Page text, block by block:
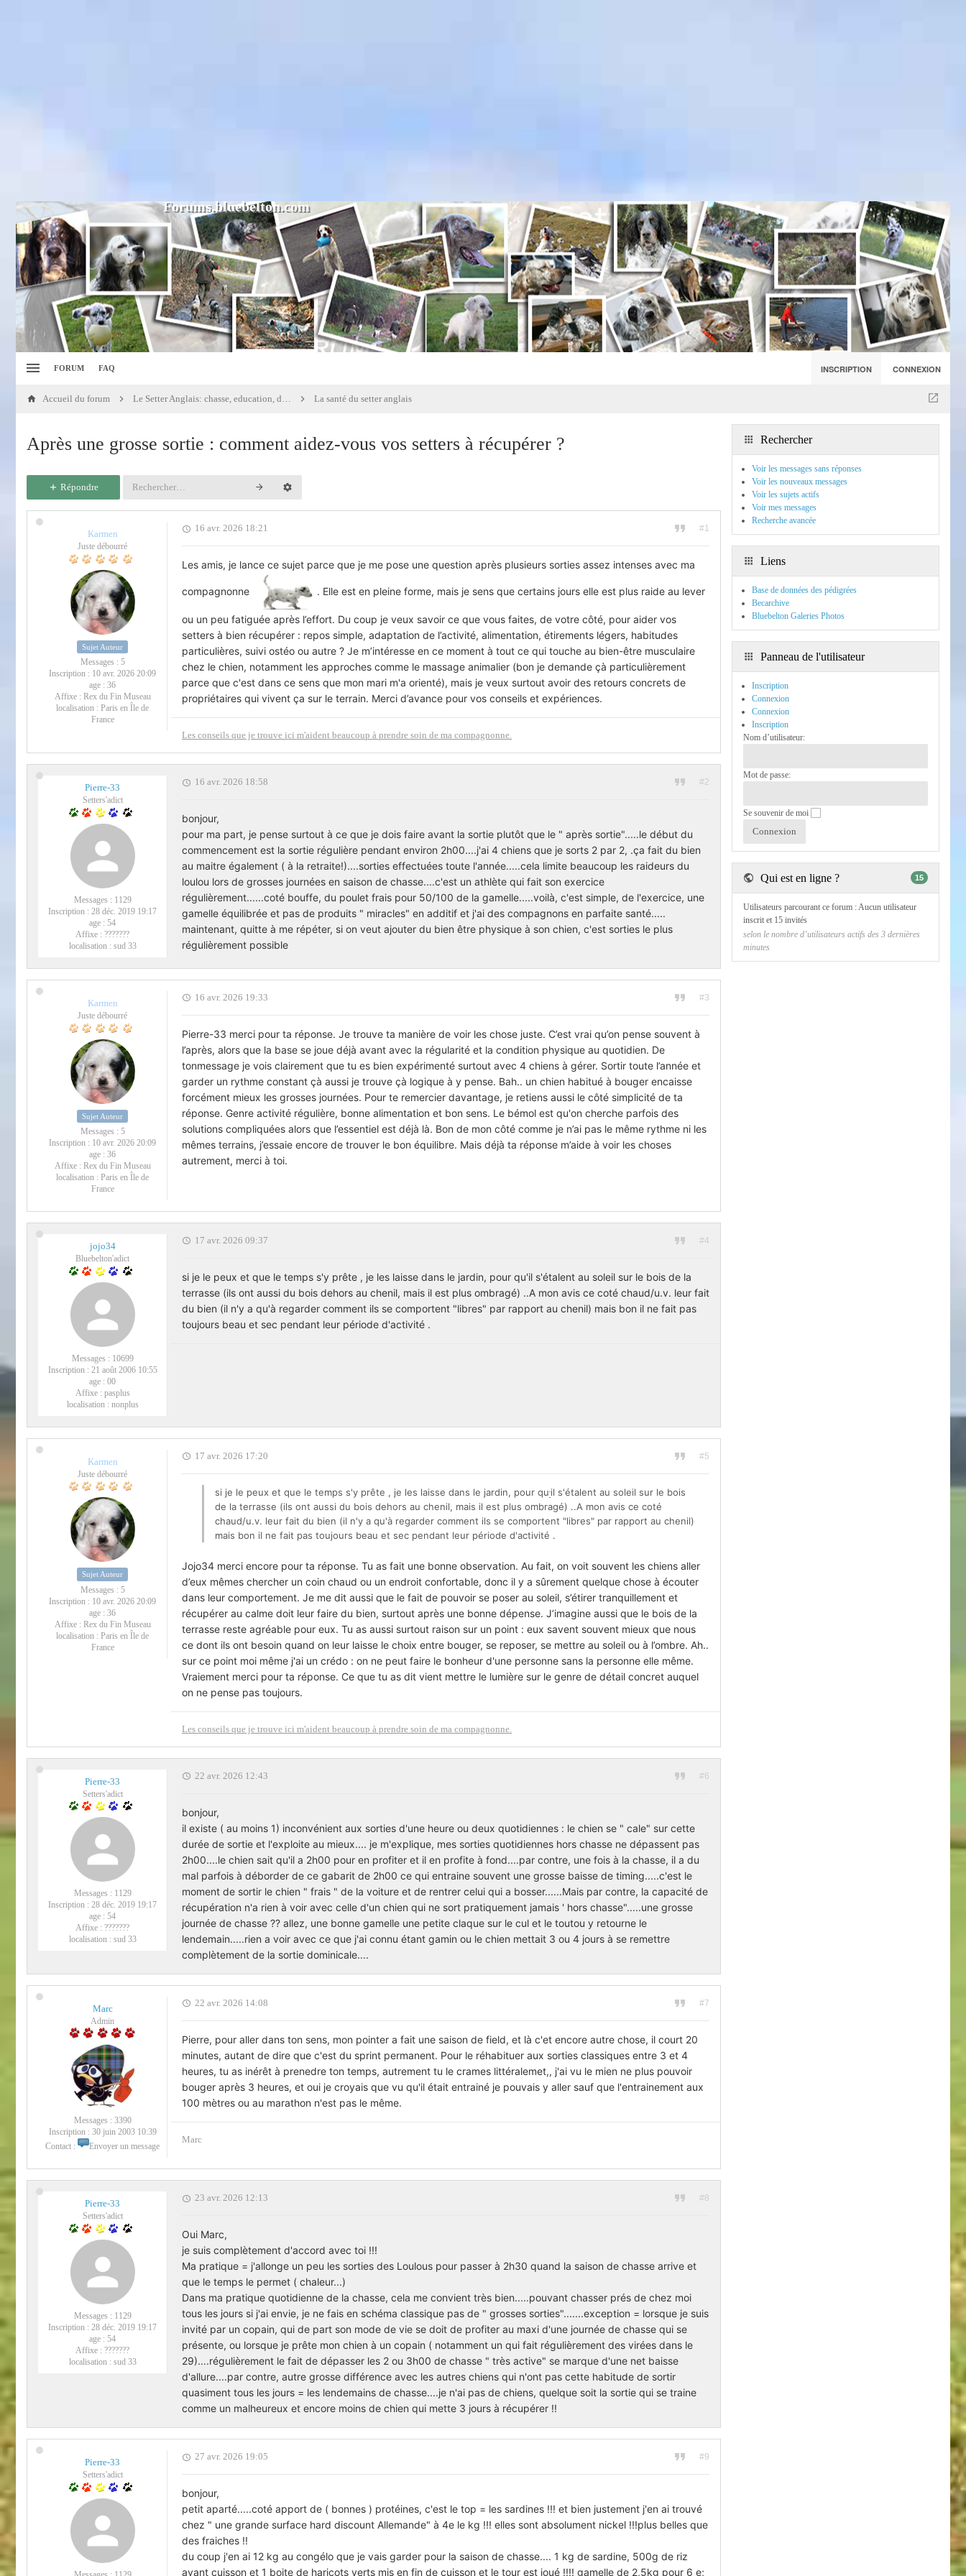
Forums.bluebelton.com
FORUM FAQ INSCRIPTION CONNEXION
Accueil du forum Le Setter Anglais: chasse, education, dressage La santé du setter anglais
Après une grosse sortie : comment aidez-vous vos setters à récupérer ?
Répondre
Karmen
Juste débourré
Sujet Auteur
Messages : 5
Inscription : 10 avr. 2026 20:09
age : 36
Affixe : Rex du Fin Museau
localisation : Paris en Île de
France
#1
16 avr. 2026 18:21
Les amis, je lance ce sujet parce que je me pose une question après plusieurs sorties assez intenses avec ma
compagnonne . Elle est en pleine forme, mais je sens que certains jours elle est plus raide au lever
ou un peu fatiguée après l’effort. Du coup je veux savoir ce que vous faites, de votre côté, pour aider vos
setters à bien récupérer : repos simple, adaptation de l’activité, alimentation, étirements légers, habitudes
particulières, suivi ostéo ou autre ? Je m’intéresse en ce moment à tout ce qui touche au bien-être musculaire
chez le chien, notamment les approches comme le massage animalier (bon je demande çà particulièrement
parce que c'est dans ce sens que mon mari m'a orienté), mais je veux surtout avoir des retours concrets de
propriétaires qui vivent ça sur le terrain. Merci d’avance pour vos conseils et expériences.
Les conseils que je trouve ici m'aident beaucoup à prendre soin de ma compagnonne.
Pierre-33
Setters'adict
Messages : 1129
Inscription : 28 déc. 2019 19:17
age : 54
Affixe : ???????
localisation : sud 33
#2
16 avr. 2026 18:58
bonjour,
pour ma part, je pense surtout à ce que je dois faire avant la sortie plutôt que le " après sortie".....le début du
commencement est la sortie régulière pendant environ 2h00....j'ai 4 chiens que je sorts 2 par 2, .ça fait du bien
au maitre également ( à la retraite!)....sorties effectuées toute l'année.....cela limite beaucoup les raideurs du
loulou lors de grosses journées en saison de chasse....c'est un athlète qui fait son exercice
régulièrement......coté bouffe, du poulet frais pour 50/100 de la gamelle.....voilà, c'est simple, de l'exercice, une
gamelle équilibrée et pas de produits " miracles" en additif et j'ai des compagnons en parfaite santé.....
maintenant, quitte à me répéter, si on veut ajouter du bien être physique à son chien, c'est sorties le plus
régulièrement possible
Karmen
Juste débourré
Sujet Auteur
Messages : 5
Inscription : 10 avr. 2026 20:09
age : 36
Affixe : Rex du Fin Museau
localisation : Paris en Île de
France
#3
16 avr. 2026 19:33
Pierre-33 merci pour ta réponse. Je trouve ta manière de voir les chose juste. C’est vrai qu’on pense souvent à
l’après, alors que la base se joue déjà avant avec la régularité et la condition physique au quotidien. De
tonmessage je vois clairement que tu es bien expérimenté surtout avec 4 chiens à gérer. Sortir toute l’année et
garder un rythme constant çà aussi je trouve çà logique à y pense. Bah.. un chien habitué à bouger encaisse
forcément mieux les grosses journées. Pour te remercier davantage, je retiens aussi le côté simplicité de ta
réponse. Genre activité régulière, bonne alimentation et bon sens. Le bémol est qu'on cherche parfois des
solutions compliquées alors que l’essentiel est déjà là. Bon de mon côté comme je n’ai pas le même rythme ni les
mêmes terrains, j’essaie encore de trouver le bon équilibre. Mais déjà ta réponse m’aide à voir les choses
autrement, merci à toi.
jojo34
Bluebelton'adict
Messages : 10699
Inscription : 21 août 2006 10:55
age : 00
Affixe : pasplus
localisation : nonplus
#4
17 avr. 2026 09:37
si je le peux et que le temps s'y prête , je les laisse dans le jardin, pour qu'il s'étalent au soleil sur le bois de la
terrasse (ils ont aussi du bois dehors au chenil, mais il est plus ombragé) ..A mon avis ce coté chaud/u.v. leur fait
du bien (il n'y a qu'à regarder comment ils se comportent "libres" par rapport au chenil) mais bon il ne fait pas
toujours beau et sec pendant leur période d'activité .
Karmen
Juste débourré
Sujet Auteur
Messages : 5
Inscription : 10 avr. 2026 20:09
age : 36
Affixe : Rex du Fin Museau
localisation : Paris en Île de
France
#5
17 avr. 2026 17:20
si je le peux et que le temps s'y prête , je les laisse dans le jardin, pour qu'il s'étalent au soleil sur le bois
de la terrasse (ils ont aussi du bois dehors au chenil, mais il est plus ombragé) ..A mon avis ce coté
chaud/u.v. leur fait du bien (il n'y a qu'à regarder comment ils se comportent "libres" par rapport au chenil)
mais bon il ne fait pas toujours beau et sec pendant leur période d'activité .
Jojo34 merci encore pour ta réponse. Tu as fait une bonne observation. Au fait, on voit souvent les chiens aller
d’eux mêmes chercher un coin chaud ou un endroit confortable, donc il y a sûrement quelque chose à écouter
dans leur comportement. Je me dit aussi que le fait de pouvoir se poser au soleil, s’étirer tranquillement et
récupérer au calme doit leur faire du bien, surtout après une bonne dépense. J’imagine aussi que le bois de la
terrasse reste agréable pour eux. Tu as aussi surtout raison sur un point : eux savent souvent mieux que nous
ce dont ils ont besoin quand on leur laisse le choix entre bouger, se reposer, se mettre au soleil ou à l’ombre. Ah..
sur ce point moi même j'ai un crédo : on ne peut faire le bonheur d'une personne sans la personne elle même.
Vraiement merci pour ta réponse. Ce que tu as dit vient mettre le lumière sur le genre de détail concret auquel
on ne pense pas toujours.
Les conseils que je trouve ici m'aident beaucoup à prendre soin de ma compagnonne.
Pierre-33
Setters'adict
Messages : 1129
Inscription : 28 déc. 2019 19:17
age : 54
Affixe : ???????
localisation : sud 33
#6
22 avr. 2026 12:43
bonjour,
il existe ( au moins 1) inconvénient aux sorties d'une heure ou deux quotidiennes : le chien se " cale" sur cette
durée de sortie et l'exploite au mieux.... je m'explique, mes sorties quotidiennes hors chasse ne dépassent pas
2h00....le chien sait qu'il a 2h00 pour en profiter et il en profite à fond....par contre, une fois à la chasse, il a du
mal parfois à déborder de ce gabarit de 2h00 ce qui entraine souvent une grosse baisse de timing.....c'est le
moment de sortir le chien " frais " de la voiture et de rentrer celui qui a bosser......Mais par contre, la capacité de
récupération n'a rien à voir avec celle d'un chien qui ne sort pratiquement jamais ' hors chasse".....une grosse
journée de chasse ?? allez, une bonne gamelle une petite claque sur le cul et le toutou y retourne le
lendemain.....rien a voir avec ce que j'ai connu étant gamin ou le chien mettait 3 ou 4 jours à se remettre
complètement de la sortie dominicale....
Marc
Admin
Messages : 3390
Inscription : 30 juin 2003 10:39
Contact :
Envoyer un message
#7
22 avr. 2026 14:08
Pierre, pour aller dans ton sens, mon pointer a fait une saison de field, et là c'et encore autre chose, il court 20
minutes, autant de dire que c'est du sprint permanent. Pour le réhabituer aux sorties classiques entre 3 et 4
heures, tu as inérêt à prenedre ton temps, autrement tu le crames littéralemet,, j'ai vu le mien ne plus pouvoir
bouger après 3 heures, et oui je croyais que vu qu'il était entrainé je pouvais y aller sauf que l'entrainement aux
100 mètres ou au marathon n'est pas le même.
Marc
Pierre-33
Setters'adict
Messages : 1129
Inscription : 28 déc. 2019 19:17
age : 54
Affixe : ???????
localisation : sud 33
#8
23 avr. 2026 12:13
Oui Marc,
je suis complètement d'accord avec toi !!!
Ma pratique = j'allonge un peu les sorties des Loulous pour passer à 2h30 quand la saison de chasse arrive et
que le temps le permet ( chaleur...)
Dans ma pratique quotidienne de la chasse, cela me convient très bien.....pouvant chasser prés de chez moi
tous les jours si j'ai envie, je ne fais en schéma classique pas de " grosses sorties".......exception = lorsque je suis
invité par un copain, qui de part son mode de vie se doit de profiter au maxi d'une journée de chasse qui se
présente, ou lorsque je prête mon chien à un copain ( notamment un qui fait régulièrement des virées dans le
29)....régulièrement le fait de dépasser les 2 ou 3h00 de chasse " très active" se marque d'une net baisse
d'allure....par contre, autre grosse différence avec les autres chiens qui n'ont pas cette habitude de sortir
quasiment tous les jours = les lendemains de chasse....je n'ai pas de chiens, quelque soit la sortie qui se traine
comme un malheureux et encore moins de chien qui mette 3 jours à récupérer !!
Pierre-33
Setters'adict
#9
27 avr. 2026 19:05
bonjour,
petit aparté.....coté apport de ( bonnes ) protéines, c'est le top = les sardines !!! et bien justement j'en ai trouvé
chez " une grande surface hard discount Allemande" à 4e le kg !!! elles sont absolument nickel !!!plus belles que
des fraiches !!
du coup j'en ai 12 kg au congélo que je vais garder pour la saison de chasse.... 1 kg de sardine, 500g de riz
avant cuisson et 1 boite de haricots verts mis en fin de cuisson et le tour est joué !!!! gamelle de 2,5kg pour 6 e;
Rechercher
Voir les messages sans réponses
Voir les nouveaux messages
Voir les sujets actifs
Voir mes messages
Recherche avancée
Liens
Base de données des pédigrées
Becarchive
Bluebelton Galeries Photos
Panneau de l'utilisateur
Inscription
Connexion
Connexion
Inscription
Nom d’utilisateur:
Mot de passe:
Se souvenir de moi
Qui est en ligne ? 15
Utilisateurs parcourant ce forum : Aucun utilisateur
inscrit et 15 invités
selon le nombre d’utilisateurs actifs des 3 dernières
minutes